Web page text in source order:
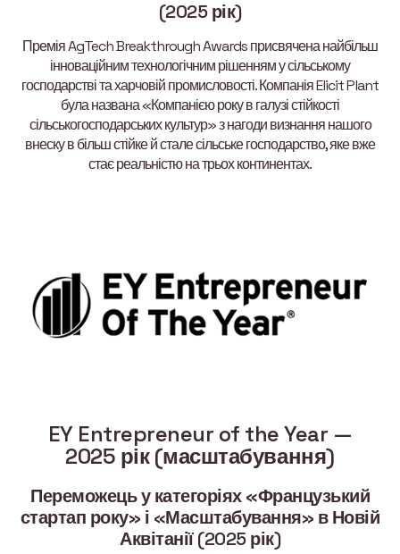
(2025 рік)
Премія AgTech Breakthrough Awards присвячена найбільш
інноваційним технологічним рішенням у сільському
господарстві та харчовій промисловості. Компанія Elicit Plant
була названа «Компанією року в галузі стійкості
сільськогосподарських культур» з нагоди визнання нашого
внеску в більш стійке й стале сільське господарство, яке вже
стає реальністю на трьох континентах.
EY Entrepreneur of the Year —
2025 рік (масштабування)
Переможець у категоріях «Французький
стартап року» і «Масштабування» в Новій
Аквітанії (2025 рік)